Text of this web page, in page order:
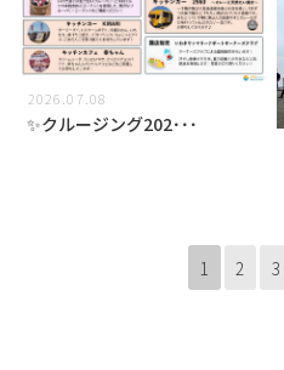
2026.07.08
✨クルージング202･･･
1 2 3